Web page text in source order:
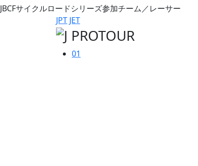
JBCFサイクルロードシリーズ参加チーム／レーサー
JPT JET
01